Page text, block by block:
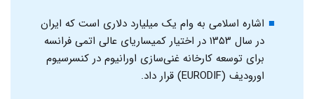
اشاره اسلامی به وام یک میلیارد دلاری است که ایران
در سال ۱۳۵۳ در اختیار کمیساریای عالی اتمی فرانسه
برای توسعه کارخانه غنی‌سازی اورانیوم در کنسرسیوم
اورودیف (EURODIF) قرار داد.